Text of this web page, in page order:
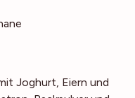
Joghurt, Eiern und